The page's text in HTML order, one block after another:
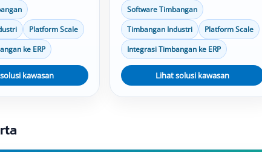
produksi,
logistik, dan
timbangan
timbangan,
bench scale, serta
dapat
kebutuhan
Platform Scale
ke ERP
kawasan
untuk pabrik, gudang, produksi,
quality control, logistik, dan
distribusi. Solusi timbangan
industri, software timbangan,
platform scale, bench scale, serta
integrasi data timbang dapat
disesuaikan dengan kebutuhan
Software Timbangan
Timbangan Industri
Platform Scale
Integrasi Timbangan ke ERP
Lihat solusi kawasan